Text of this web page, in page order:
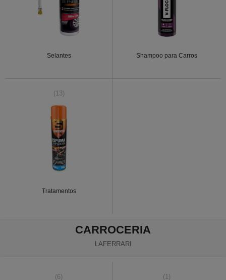
Selantes Shampoo para Carros
(13)
Tratamentos
CARROCERIA
LAFERRARI
(6) (1)